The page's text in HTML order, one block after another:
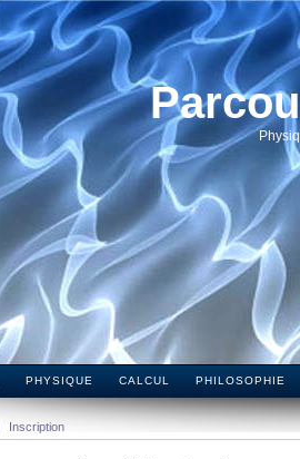
PHYSIQUE CALCUL PHILOSOPHIE
Inscription